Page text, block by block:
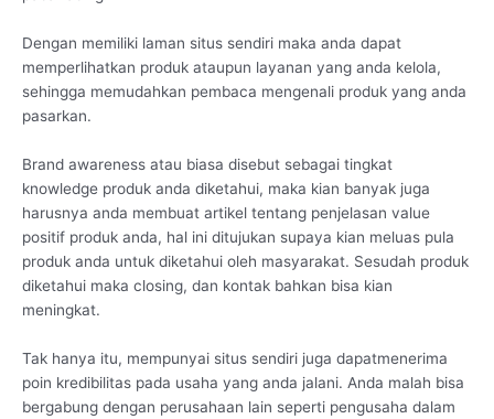
Dengan memiliki laman situs sendiri maka anda dapat
memperlihatkan produk ataupun layanan yang anda kelola,
sehingga memudahkan pembaca mengenali produk yang anda
pasarkan.
Brand awareness atau biasa disebut sebagai tingkat
knowledge produk anda diketahui, maka kian banyak juga
harusnya anda membuat artikel tentang penjelasan value
positif produk anda, hal ini ditujukan supaya kian meluas pula
produk anda untuk diketahui oleh masyarakat. Sesudah produk
diketahui maka closing, dan kontak bahkan bisa kian
meningkat.
Tak hanya itu, mempunyai situs sendiri juga dapatmenerima
poin kredibilitas pada usaha yang anda jalani. Anda malah bisa
bergabung dengan perusahaan lain seperti pengusaha dalam